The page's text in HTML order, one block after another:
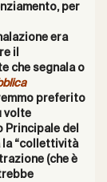
per
era
il
che segnala o
preferito
volte
Principale del
la “collettività
(che è